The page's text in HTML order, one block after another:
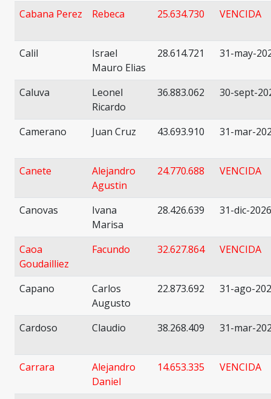
Cabana Perez Rebeca 25.634.730 VENCIDA
Calil
Israel
Mauro Elias
28.614.721 31-may-
Caluva
Leonel
Ricardo
36.883.062 30-sept-
Camerano Juan Cruz 43.693.910 31-mar-
Canete
Alejandro
Agustin
24.770.688 VENCIDA
Canovas
Ivana
Marisa
28.426.639 31-dic-2026
Caoa
Goudailliez
Facundo 32.627.864 VENCIDA
Capano
Carlos
Augusto
22.873.692 31-ago-
Cardoso Claudio 38.268.409 31-mar-
Carrara
Alejandro
Daniel
14.653.335 VENCIDA